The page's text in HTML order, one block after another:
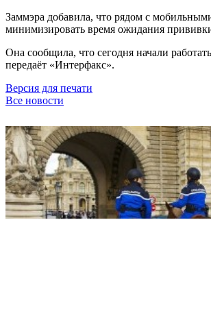
Заммэра добавила, что рядом с
минимизировать время ожидания
Она сообщила, что сегодня начали
передаёт «Интерфакс».
Версия для печати
Все новости